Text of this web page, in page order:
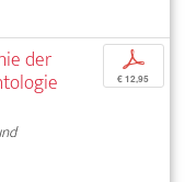
der p
€ 12,95